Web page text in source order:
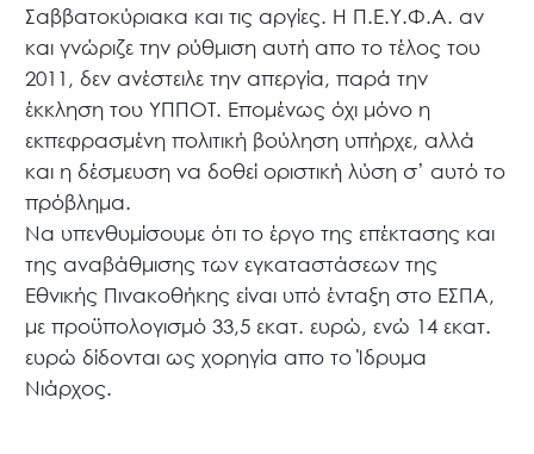
Σαββατοκύριακα και τις αργίες. Η Π.Ε.Υ.Φ.Α. αν
και γνώριζε την ρύθμιση αυτή απο το τέλος του
2011, δεν ανέστειλε την απεργία, παρά την
έκκληση του ΥΠΠΟΤ. Επομένως όχι μόνο η
εκπεφρασμένη πολιτική βούληση υπήρχε, αλλά
και η δέσμευση να δοθεί οριστική λύση σ’ αυτό το
πρόβλημα.
Να υπενθυμίσουμε ότι το έργο της επέκτασης και
της αναβάθμισης των εγκαταστάσεων της
Εθνικής Πινακοθήκης είναι υπό ένταξη στο ΕΣΠΑ,
με προϋπολογισμό 33,5 εκατ. ευρώ, ενώ 14 εκατ.
ευρώ δίδονται ως χορηγία απο το Ίδρυμα
Νιάρχος.